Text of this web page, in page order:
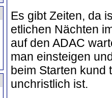
Es gibt Zeiten, da
etlichen Nächten
auf den ADAC
man einsteigen
beim Starten kund
unchristlich ist.